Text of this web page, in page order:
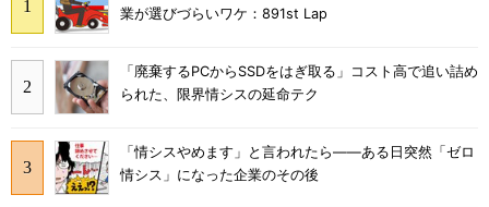
業が選びづらいワケ：891st Lap
「廃棄するPCからSSDをはぎ取る」コスト高で追い詰め
られた、限界情シスの延命テク
「情シスやめます」と言われたら――ある日突然「ゼロ
情シス」になった企業のその後